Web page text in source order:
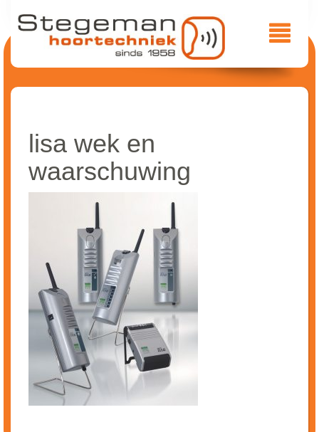
lisa wek en
waarschuwing